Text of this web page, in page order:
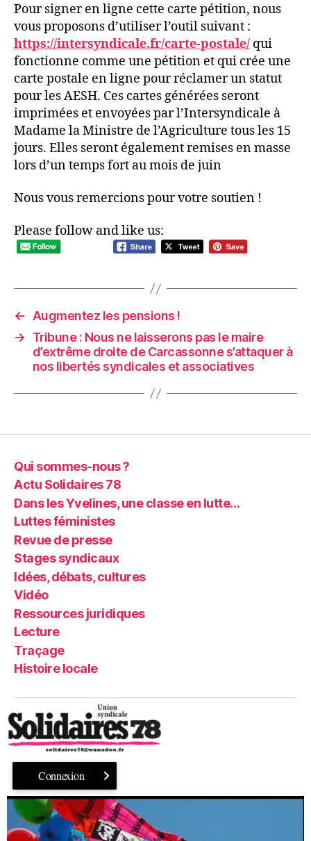
Pour signer en ligne cette carte pétition, nous
vous proposons d’utiliser l’outil suivant :
https://intersyndicale.fr/carte-postale/ qui
fonctionne comme une pétition et qui crée une
carte postale en ligne pour réclamer un statut
pour les AESH. Ces cartes générées seront
imprimées et envoyées par l’Intersyndicale à
Madame la Ministre de l’Agriculture tous les 15
jours. Elles seront également remises en masse
lors d’un temps fort au mois de juin
Nous vous remercions pour votre soutien !
Please follow and like us:
←
Augmentez les pensions !
→
Tribune : Nous ne laisserons pas le maire
d’extrême droite de Carcassonne s’attaquer à
nos libertés syndicales et associatives
Qui sommes-nous ?
Actu Solidaires 78
Dans les Yvelines, une classe en lutte…
Luttes féministes
Revue de presse
Stages syndicaux
Idées, débats, cultures
Vidéo
Ressources juridiques
Lecture
Traçage
Histoire locale
Connexion